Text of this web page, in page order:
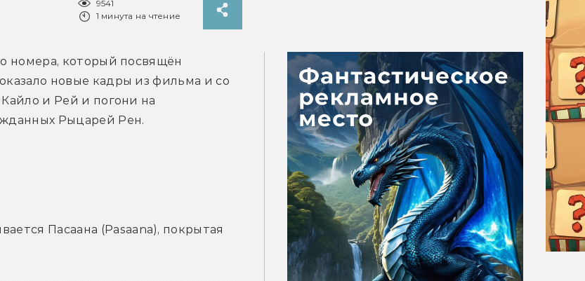
9541
1 минута на чтение
номера, который посвящён
новые кадры из фильма и со
и Рей и погони на
Рыцарей Рен.
Пасаана (Pasaana), покрытая